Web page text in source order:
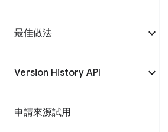
最佳做法
Version History API
申請來源試用